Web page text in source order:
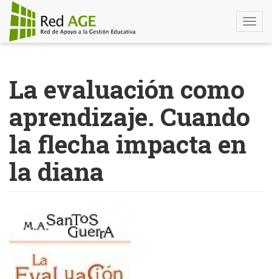
contenido
principal
La evaluación como
aprendizaje. Cuando
la flecha impacta en
la diana